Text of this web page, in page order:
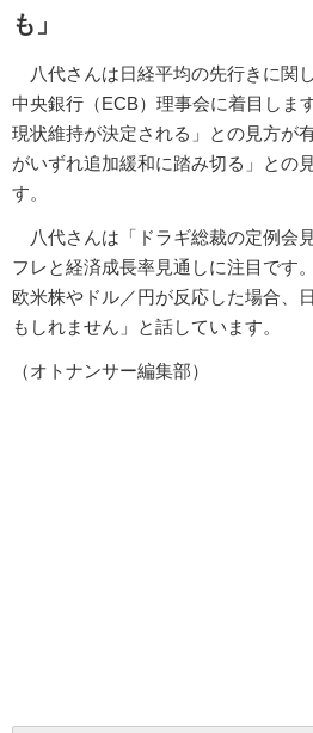
も」
八代さんは日経平均の先行きに関
中央銀行（ECB）理事会に着目しま
現状維持が決定される」との見方が
がいずれ追加緩和に踏み切る」との
す。
八代さんは「ドラギ総裁の定例会
フレと経済成長率見通しに注目です
欧米株やドル／円が反応した場合、
もしれません」と話しています。
（オトナンサー編集部）